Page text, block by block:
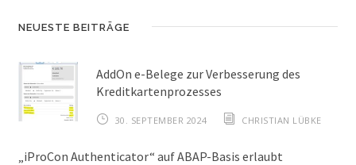
NEUESTE BEITRÄGE
AddOn e-Belege zur Verbesserung des
Kreditkartenprozesses
30. SEPTEMBER 2024 CHRISTIAN LÜBKE
„iProCon Authenticator“ auf ABAP-Basis erlaubt